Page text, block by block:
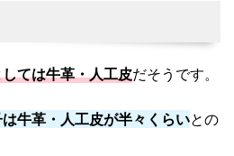
ては牛革・人工皮だそうです。
牛革・人工皮が半々くらいとの